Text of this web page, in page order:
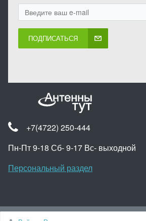
ПОДПИСАТЬСЯ
+7(4722) 250-444
Пн-Пт 9-18 Сб- 9-17 Вс- выходной
Персональный раздел